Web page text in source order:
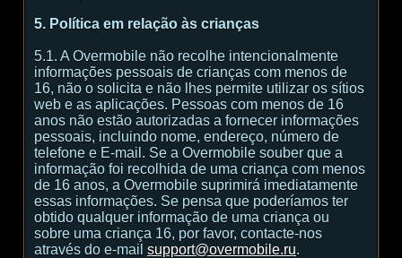
5. Política em relação às crianças
5.1. A Overmobile não recolhe intencionalmente
informações pessoais de crianças com menos de
16, não o solicita e não lhes permite utilizar os sítios
web e as aplicações. Pessoas com menos de 16
anos não estão autorizadas a fornecer informações
pessoais, incluindo nome, endereço, número de
telefone e E-mail. Se a Overmobile souber que a
informação foi recolhida de uma criança com menos
de 16 anos, a Overmobile suprimirá imediatamente
essas informações. Se pensa que poderíamos ter
obtido qualquer informação de uma criança ou
sobre uma criança 16, por favor, contacte-nos
através do e-mail support@overmobile.ru.